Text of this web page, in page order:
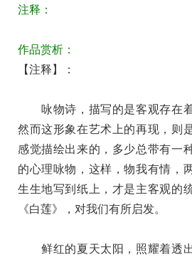
美
兰
后
咏
·
白
莲
注释：
作品赏析：
【注释】：
咏物诗，描写的是客观存在着
然而这形象在艺术上的再现，则
感觉描绘出来的，多少总带有一
的心理咏物，这样，物我有情，
生生地写到纸上，才是主客观的
《白莲》，对我们有所启发。
鲜红的夏天太阳，照耀着透出